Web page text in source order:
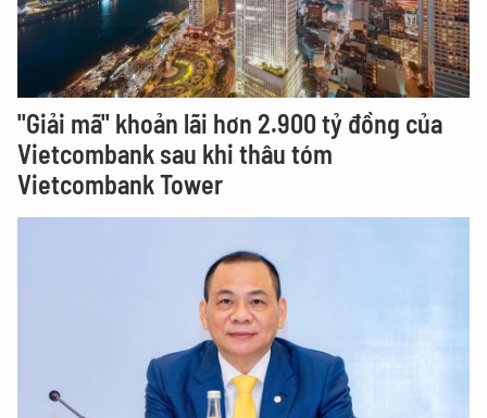
"Giải mã" khoản lãi hơn 2.900 tỷ đồng của
Vietcombank sau khi thâu tóm
Vietcombank Tower